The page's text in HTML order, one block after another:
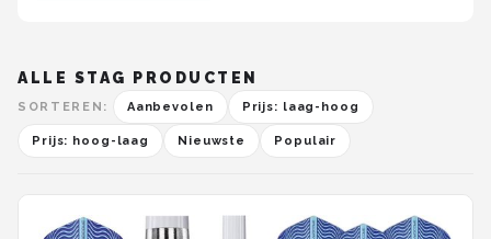
ALLE STAG PRODUCTEN
SORTEREN: Aanbevolen Prijs: laag-hoog
Prijs: hoog-laag Nieuwste Populair